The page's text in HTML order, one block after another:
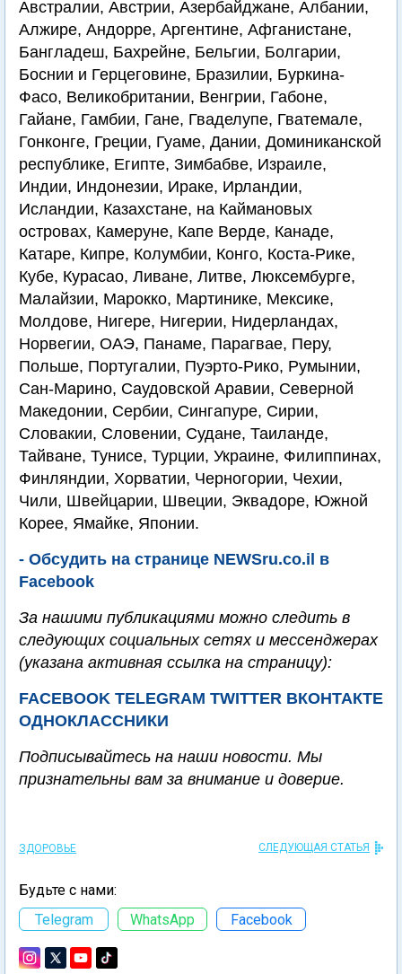
Австралии, Австрии, Азербайджане, Албании,
Алжире, Андорре, Аргентине, Афганистане,
Бангладеш, Бахрейне, Бельгии, Болгарии,
Боснии и Герцеговине, Бразилии, Буркина-
Фасо, Великобритании, Венгрии, Габоне,
Гайане, Гамбии, Гане, Гваделупе, Гватемале,
Гонконге, Греции, Гуаме, Дании, Доминиканской
республике, Египте, Зимбабве, Израиле,
Индии, Индонезии, Ираке, Ирландии,
Исландии, Казахстане, на Каймановых
островах, Камеруне, Капе Верде, Канаде,
Катаре, Кипре, Колумбии, Конго, Коста-Рике,
Кубе, Курасао, Ливане, Литве, Люксембурге,
Малайзии, Марокко, Мартинике, Мексике,
Молдове, Нигере, Нигерии, Нидерландах,
Норвегии, ОАЭ, Панаме, Парагвае, Перу,
Польше, Португалии, Пуэрто-Рико, Румынии,
Сан-Марино, Саудовской Аравии, Северной
Македонии, Сербии, Сингапуре, Сирии,
Словакии, Словении, Судане, Таиланде,
Тайване, Тунисе, Турции, Украине, Филиппинах,
Финляндии, Хорватии, Черногории, Чехии,
Чили, Швейцарии, Швеции, Эквадоре, Южной
Корее, Ямайке, Японии.
- Обсудить на странице NEWSru.co.il в
Facebook
За нашими публикациями можно следить в
следующих социальных сетях и мессенджерах
(указана активная ссылка на страницу):
FACEBOOK TELEGRAM TWITTER ВКОНТАКТЕ
ОДНОКЛАССНИКИ
Подписывайтесь на наши новости. Мы
признательны вам за внимание и доверие.
ЗДОРОВЬЕ СЛЕДУЮЩАЯ СТАТЬЯ
Будьте с нами:
Telegram
WhatsApp Facebook